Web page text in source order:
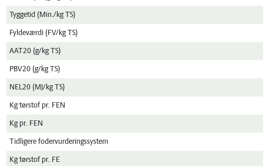
Tyggetid (Min./kg TS)
Fyldeværdi (FV/kg TS)
AAT20 (g/kg TS)
PBV20 (g/kg TS)
NEL20 (MJ/kg TS)
Kg tørstof pr. FEN
Kg pr. FEN
Tidligere fodervurderingssystem
Kg tørstof pr. FE